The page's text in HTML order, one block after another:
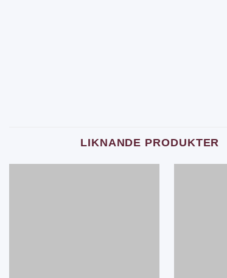
LIKNANDE PRODUKTER